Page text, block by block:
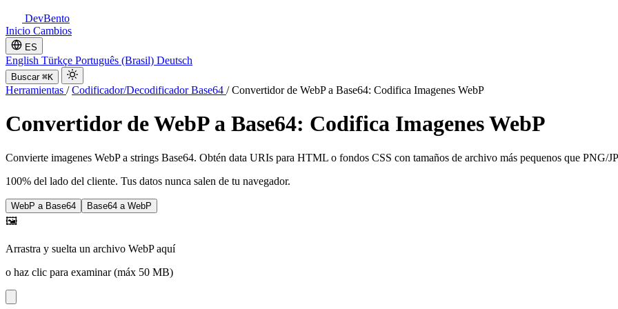
DevBento
Inicio Cambios
ES
English Türkçe Português (Brasil) Deutsch
Buscar ⌘K
Herramientas / Codificador/Decodificador Base64 / Convertidor de WebP a Base64: Codifica Imagenes WebP
Convertidor de WebP a Base64: Codifica Imagenes WebP
Convierte imagenes WebP a strings Base64. Obtén data URIs para HTML o fondos CSS con tamaños de archivo más pequenos que PNG/
100% del lado del cliente. Tus datos nunca salen de tu navegador.
WebP a Base64 Base64 a WebP
🖼️
Arrastra y suelta un archivo WebP aquí
o haz clic para examinar (máx 50 MB)